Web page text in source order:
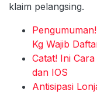
klaim pelangsing.
Kg Wajib
Catat! Ini
dan IOS
Antisipasi